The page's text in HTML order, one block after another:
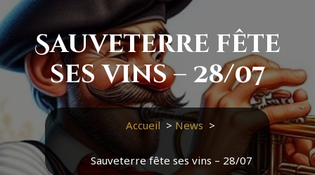
Sauveterre fête
ses vins – 28/07
Accueil> News >
Sauveterre fête ses vins – 28/07